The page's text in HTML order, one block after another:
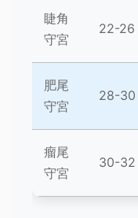
睫角
守宮
22-26
肥尾
守宮
28-30
瘤尾
守宮
30-32